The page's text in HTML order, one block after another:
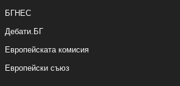
БГНЕС
Дебати.БГ
Европейската комисия
Европейски съюз